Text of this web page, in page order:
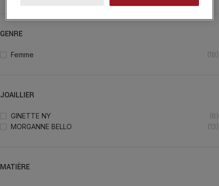
GENRE
Femme (19)
JOAILLIER
GINETTE NY
(6)
MORGANNE BELLO
(13)
MATIÈRE